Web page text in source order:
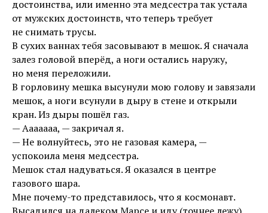
достоинства, или именно эта медсестра так устала
от мужских достоинств, что теперь требует
не снимать трусы.
В сухих ваннах тебя засовывают в мешок. Я сначала
залез головой вперёд, а ноги остались наружу,
но меня переложили.
В горловину мешка высунули мою голову и завязали
мешок, а ноги всунули в дыру в стене и открыли
кран. Из дыры пошёл газ.
— Ааааааа, — закричал я.
— Не волнуйтесь, это не газовая камера, —
успокоила меня медсестра.
Мешок стал надуваться. Я оказался в центре
газового шара.
Мне почему-то представилось, что я космонавт.